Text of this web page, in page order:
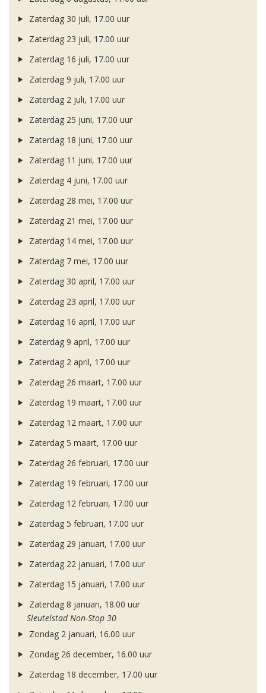
Zaterdag 30 juli, 17.00 uur
Zaterdag 23 juli, 17.00 uur
Zaterdag 16 juli, 17.00 uur
Zaterdag 9 juli, 17.00 uur
Zaterdag 2 juli, 17.00 uur
Zaterdag 25 juni, 17.00 uur
Zaterdag 18 juni, 17.00 uur
Zaterdag 11 juni, 17.00 uur
Zaterdag 4 juni, 17.00 uur
Zaterdag 28 mei, 17.00 uur
Zaterdag 21 mei, 17.00 uur
Zaterdag 14 mei, 17.00 uur
Zaterdag 7 mei, 17.00 uur
Zaterdag 30 april, 17.00 uur
Zaterdag 23 april, 17.00 uur
Zaterdag 16 april, 17.00 uur
Zaterdag 9 april, 17.00 uur
Zaterdag 2 april, 17.00 uur
Zaterdag 26 maart, 17.00 uur
Zaterdag 19 maart, 17.00 uur
Zaterdag 12 maart, 17.00 uur
Zaterdag 5 maart, 17.00 uur
Zaterdag 26 februari, 17.00 uur
Zaterdag 19 februari, 17.00 uur
Zaterdag 12 februari, 17.00 uur
Zaterdag 5 februari, 17.00 uur
Zaterdag 29 januari, 17.00 uur
Zaterdag 22 januari, 17.00 uur
Zaterdag 15 januari, 17.00 uur
Zaterdag 8 januari, 18.00 uur
Sleutelstad Non-Stop 30
Zondag 2 januari, 16.00 uur
Zondag 26 december, 16.00 uur
Zaterdag 18 december, 17.00 uur